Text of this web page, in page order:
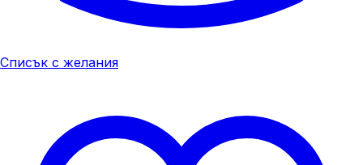
Списък с желания